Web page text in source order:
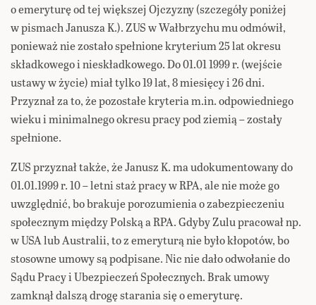
o emeryturę od tej większej Ojczyzny (szczegóły poniżej
w pismach Janusza K.). ZUS w Wałbrzychu mu odmówił,
ponieważ nie zostało spełnione kryterium 25 lat okresu
składkowego i nieskładkowego. Do 01.01 1999 r. (wejście
ustawy w życie) miał tylko 19 lat, 8 miesięcy i 26 dni.
Przyznał za to, że pozostałe kryteria m.in. odpowiedniego
wieku i minimalnego okresu pracy pod ziemią – zostały
spełnione.
ZUS przyznał także, że Janusz K. ma udokumentowany do
01.01.1999 r. 10 – letni staż pracy w RPA, ale nie może go
uwzględnić, bo brakuje porozumienia o zabezpieczeniu
społecznym między Polską a RPA. Gdyby Zulu pracował np.
w USA lub Australii, to z emeryturą nie było kłopotów, bo
stosowne umowy są podpisane. Nic nie dało odwołanie do
Sądu Pracy i Ubezpieczeń Społecznych. Brak umowy
zamknął dalszą drogę starania się o emeryturę.